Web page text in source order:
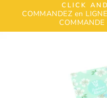
CLICK
COMMANDEZ en